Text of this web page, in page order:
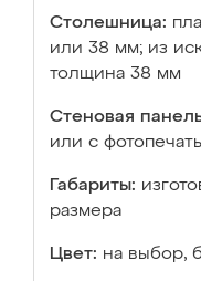
Столешница:
или 38 мм; из
толщина 38 мм
Стеновая
или с
Габариты:
размера
Цвет: на выбор,